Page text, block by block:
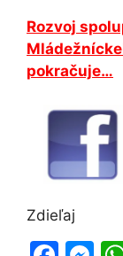
Rozvoj
pokračuje…
Zdieľaj